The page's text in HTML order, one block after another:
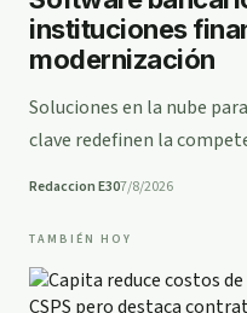
instituciones
modernización
Soluciones en la nube
clave redefinen la
Redaccion E307/8/2026
TAMBIÉN HOY